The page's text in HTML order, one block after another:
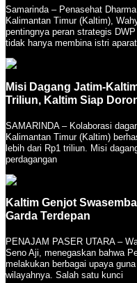
Samarinda – Penasehat
Kalimantan Timur (Kaltim),
pentingnya peran strategis
tidak hanya membina istri
Misi Dagang Jatim-
Triliun, Kaltim Siap
SAMARINDA – Kolaborasi
Kalimantan Timur (Kaltim)
lebih dari Rp1 triliun. Misi
perdagangan
Kaltim Genjot
Garda Terdepan
PENAJAM PASER UTARA –
Seno Aji, menegaskan bahwa
melakukan berbagai upaya
wilayahnya. Salah satu kunci